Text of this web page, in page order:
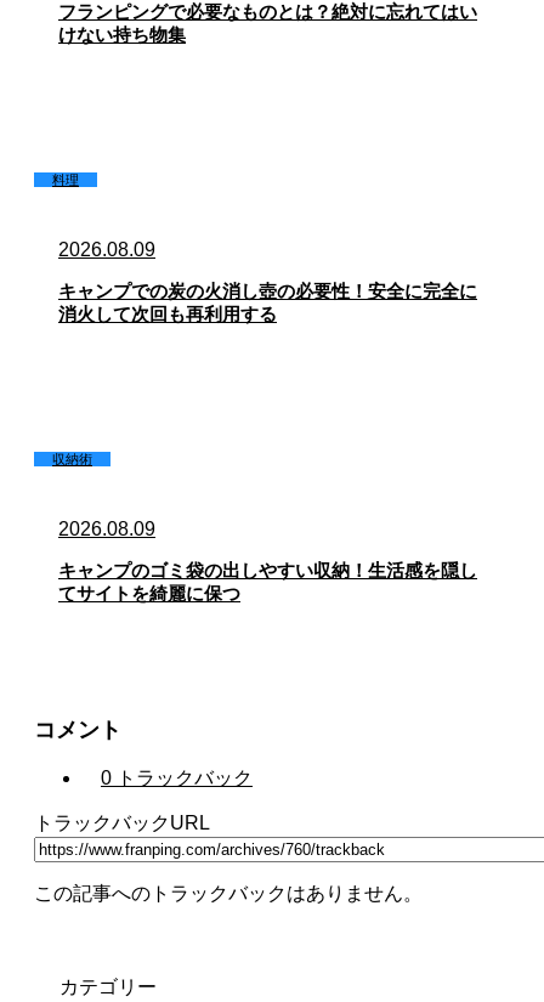
フランピングで必要なものとは？絶対に忘れてはい
けない持ち物集
料理
2026.08.09
キャンプでの炭の火消し壺の必要性！安全に完全に
消火して次回も再利用する
収納術
2026.08.09
キャンプのゴミ袋の出しやすい収納！生活感を隠し
てサイトを綺麗に保つ
コメント
0 トラックバック
トラックバックURL
この記事へのトラックバックはありません。
カテゴリー